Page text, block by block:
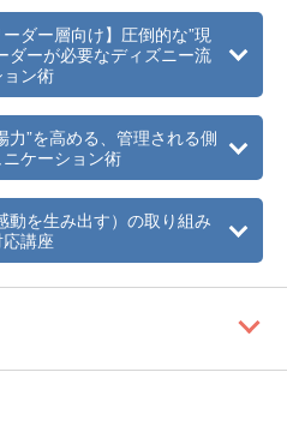
ダー層向け】圧倒的な”現
ダーが必要なディズニー流
ン術
力”を高める、管理される側
ケーション術
動を生み出す）の取り組み
講座